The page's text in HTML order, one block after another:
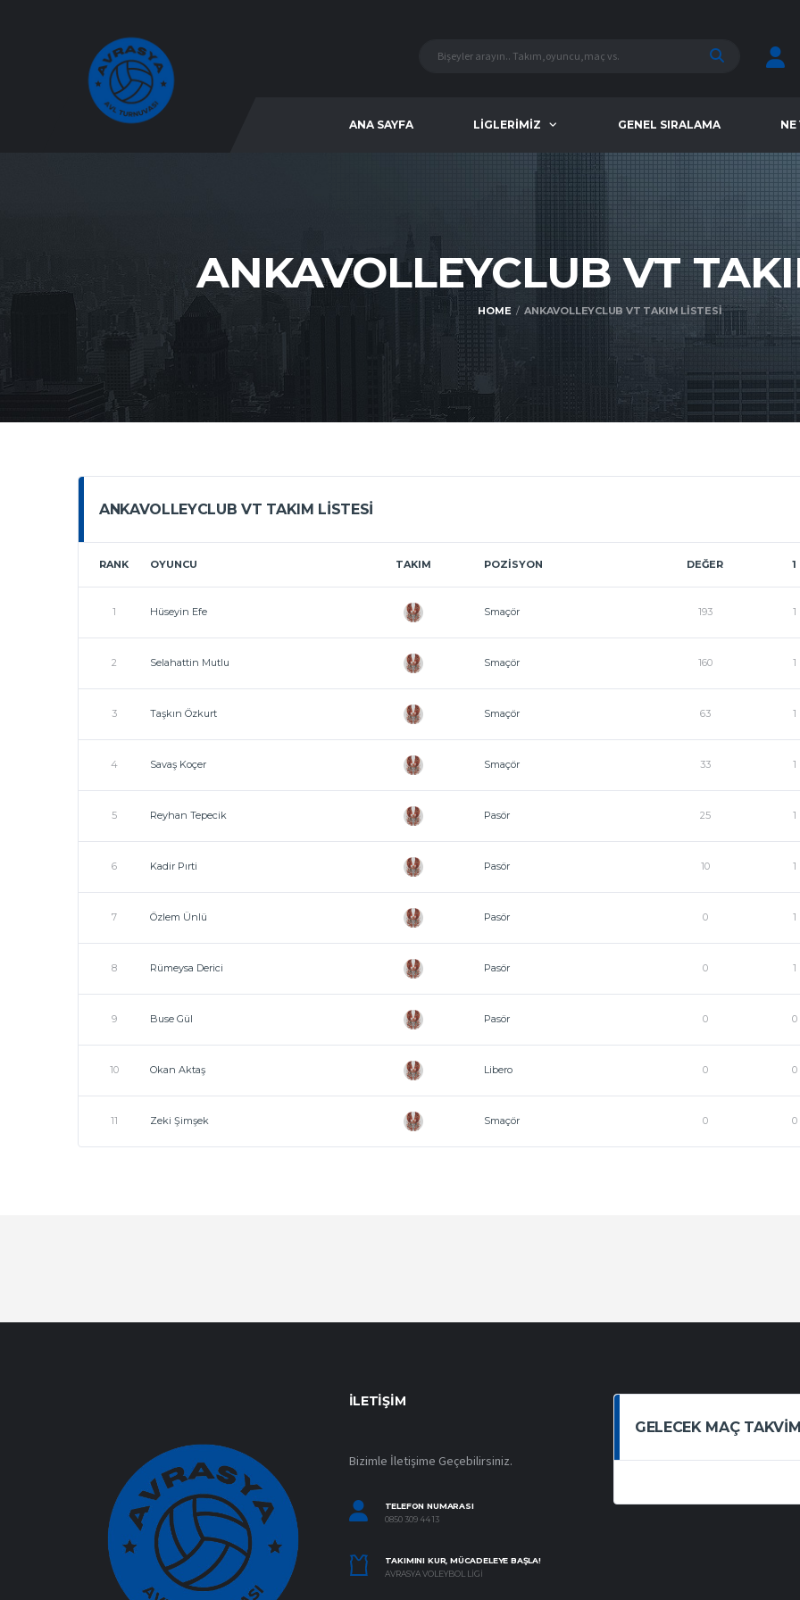
ANA SAYFA LIGLERIMIZ GENEL SIRALAMA NE
ANKAVOLLEYCLUB VT
HOME ANKAVOLLEYCLUB VT TAKIM LISTESI
ANKAVOLLEYCLUB VT TAKIM LISTESI
RANK OYUNCU TAKIM POZISYON DEĞER 1
1 Hüseyin Efe Smaçör 193 1
2 Selahattin Mutlu Smaçör 160 1
3 Taşkın Özkurt Smaçör 63 1
4 Savaş Koçer Smaçör 33 1
5 Reyhan Tepecik Pasör 25 1
6 Kadir Pırti Pasör 10 1
7 Özlem Ünlü Pasör 0 1
8 Rümeysa Derici Pasör 0 1
9 Buse Gül Pasör 0 0
10 Okan Aktaş Libero 0 0
11 Zeki Şimşek Smaçör 0 0
İLETIŞIM
Bizimle İletişime Geçebilirsiniz.
TELEFON NUMARASI
0850 309 44 13
TAKIMINI KUR, MÜCADELEYE BAŞLA!
AVRASYA VOLEYBOL LIGI
GELECEK MAÇ